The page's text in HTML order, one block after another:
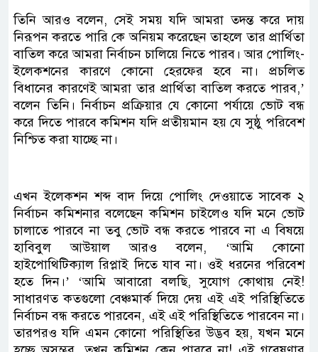
তিনি আরও বলেন, সেই সময় যদি আমরা তদন্ত করে দায়
নিরূপন করতে পারি কে অনিয়ম করেছেন তাহলে তার প্রার্থিতা
বাতিল করে আমরা নির্বাচন চালিয়ে নিতে পারব। আর পোলিং-
ইলেকশনের কারণে কোনো হেরফের হবে না। প্রচলিত
বিধানের কারণেই আমরা তার প্রার্থিতা বাতিল করতে পারব,’
বলেন তিনি। নির্বাচন প্রক্রিয়ার যে কোনো পর্যায়ে ভোট বন্ধ
করে দিতে পারবে কমিশন যদি প্রতীয়মান হয় যে সুষ্ঠু পরিবেশ
নিশ্চিত করা যাচ্ছে না।
এখন ইলেকশন শব্দ বাদ দিয়ে পোলিং দেওয়াতে সাবেক ২
নির্বাচন কমিশনার বলেছেন কমিশন চাইলেও যদি মনে ভোট
চালাতে পারবে না তবু ভোট বন্ধ করতে পারবে না এ বিষয়ে
হাবিবুল আউয়াল আরও বলেন, ‘আমি কোনো
হাইপোথিটিক্যাল রিপ্লাই দিতে যাব না। ওই ধরনের পরিবেশ
হতে দিন।’ ‘আমি আবারো বলছি, সুযোগ কোথায় নেই!
সাধারণত কতগুলো বেঞ্চমার্ক দিয়ে দেয় এই এই পরিস্থিতিতে
নির্বাচন বন্ধ করতে পারবেন, এই এই পরিস্থিতিতে পারবেন না।
তারপরও যদি এমন কোনো পরিস্থিতির উদ্ভব হয়, যখন মনে